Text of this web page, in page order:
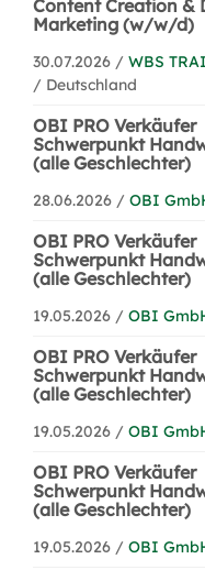
Content Creation &
Marketing (w/w/d)
30.07.2026 / WBS
/ Deutschland
OBI PRO Verkäufer
Schwerpunkt
(alle Geschlechter)
28.06.2026 / OBI
OBI PRO Verkäufer
Schwerpunkt
(alle Geschlechter)
19.05.2026 / OBI
OBI PRO Verkäufer
Schwerpunkt
(alle Geschlechter)
19.05.2026 / OBI
OBI PRO Verkäufer
Schwerpunkt
(alle Geschlechter)
19.05.2026 / OBI